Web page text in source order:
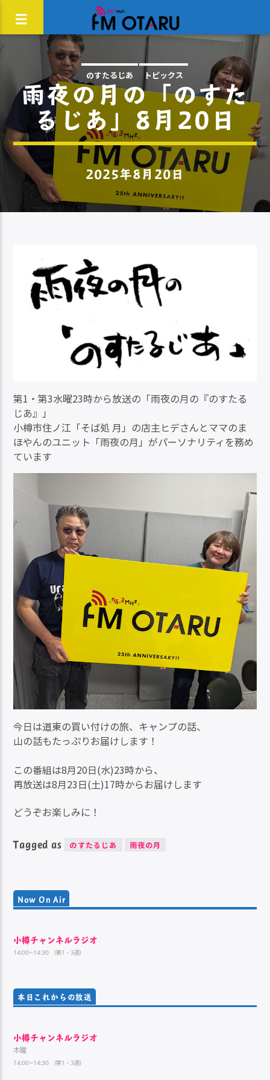
のすたるじあ トピックス
雨夜の月の「のすた
るじあ」8月20日
2025年8月20日
第1・第3水曜23時から放送の「雨夜の月の『のすたる
じあ』」
小樽市住ノ江「そば処 月」の店主ヒデさんとママのま
ほやんのユニット「雨夜の月」がパーソナリティを務め
ています
今日は道東の買い付けの旅、キャンプの話、
山の話もたっぷりお届けします！
この番組は8月20日(水)23時から、
再放送は8月23日(土)17時からお届けします
どうぞお楽しみに！
Tagged as のすたるじあ 雨夜の月
Now On Air
小樽チャンネルラジオ
14:00~14:30 （第1・3週）
本日これからの放送
小樽チャンネルラジオ
木曜
14:00~14:30 （第1・3週）